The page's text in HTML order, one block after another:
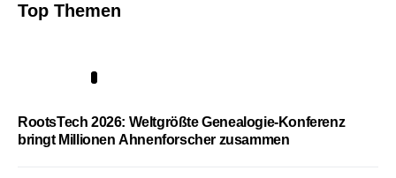
Top Themen
RootsTech 2026: Weltgrößte Genealogie-Konferenz
bringt Millionen Ahnenforscher zusammen